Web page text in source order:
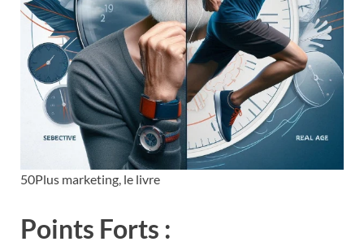
50Plus marketing, le livre
Points Forts :